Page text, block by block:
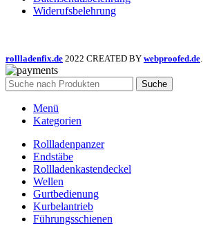
Widerufsbelehrung
rollladenfix.de 2022 CREATED BY webproofed.de.
Suche
Menü
Kategorien
Rollladenpanzer
Endstäbe
Rollladenkastendeckel
Wellen
Gurtbedienung
Kurbelantrieb
Führungsschienen